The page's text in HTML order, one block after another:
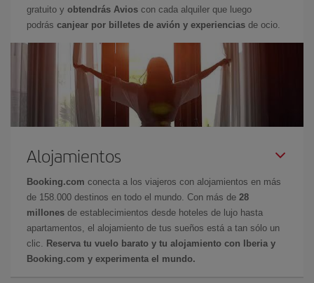
gratuito y obtendrás Avios con cada alquiler que luego
podrás canjear por billetes de avión y experiencias de ocio.
Alojamientos
Booking.com conecta a los viajeros con alojamientos en más
de 158.000 destinos en todo el mundo. Con más de 28
millones de establecimientos desde hoteles de lujo hasta
apartamentos, el alojamiento de tus sueños está a tan sólo un
clic.
Reserva tu vuelo barato y tu alojamiento con Iberia y
Booking.com y experimenta el mundo.